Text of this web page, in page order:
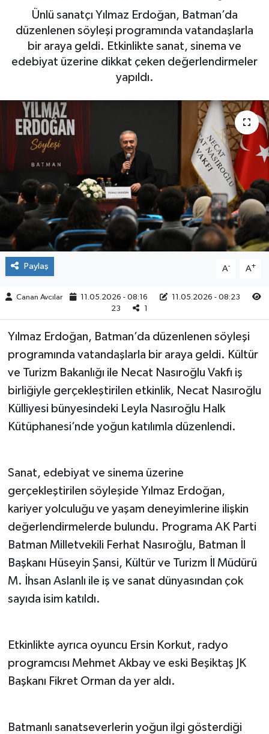
Ünlü sanatçı Yılmaz Erdoğan, Batman’da
düzenlenen söyleşi programında vatandaşlarla
bir araya geldi. Etkinlikte sanat, sinema ve
edebiyat üzerine dikkat çeken değerlendirmeler
yapıldı.
Paylaş A- A+
Canan Avcılar 11.05.2026 - 08:16
11.05.2026 - 08:23
23
1
Yılmaz Erdoğan, Batman’da düzenlenen söyleşi
programında vatandaşlarla bir araya geldi. Kültür
ve Turizm Bakanlığı ile Necat Nasıroğlu Vakfı iş
birliğiyle gerçekleştirilen etkinlik, Necat Nasıroğlu
Külliyesi bünyesindeki Leyla Nasıroğlu Halk
Kütüphanesi’nde yoğun katılımla düzenlendi.
Sanat, edebiyat ve sinema üzerine
gerçekleştirilen söyleşide Yılmaz Erdoğan,
kariyer yolculuğu ve yaşam deneyimlerine ilişkin
değerlendirmelerde bulundu. Programa AK Parti
Batman Milletvekili Ferhat Nasıroğlu, Batman İl
Başkanı Hüseyin Şansi, Kültür ve Turizm İl Müdürü
M. İhsan Aslanlı ile iş ve sanat dünyasından çok
sayıda isim katıldı.
Etkinlikte ayrıca oyuncu Ersin Korkut, radyo
programcısı Mehmet Akbay ve eski Beşiktaş JK
Başkanı Fikret Orman da yer aldı.
Batmanlı sanatseverlerin yoğun ilgi gösterdiği
Yaşam